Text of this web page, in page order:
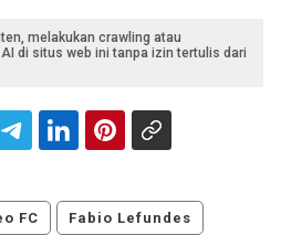
melakukan crawling atau
di situs web ini tanpa izin tertulis dari
FC Fabio Lefundes